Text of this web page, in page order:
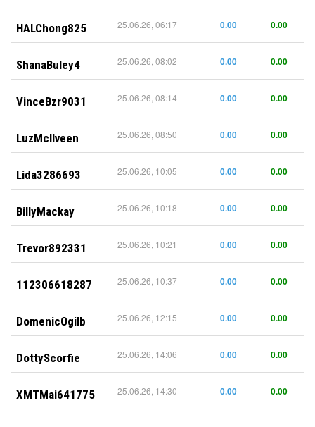
HALChong825 25.06.26, 06:17 0.00 0.00
ShanaBuley4 25.06.26, 08:02 0.00 0.00
VinceBzr9031 25.06.26, 08:14 0.00 0.00
LuzMcIlveen 25.06.26, 08:50 0.00 0.00
Lida3286693 25.06.26, 10:05 0.00 0.00
BillyMackay 25.06.26, 10:18 0.00 0.00
Trevor892331 25.06.26, 10:21 0.00 0.00
112306618287 25.06.26, 10:37 0.00 0.00
DomenicOgilb 25.06.26, 12:15 0.00 0.00
DottyScorfie 25.06.26, 14:06 0.00 0.00
XMTMai641775 25.06.26, 14:30 0.00 0.00